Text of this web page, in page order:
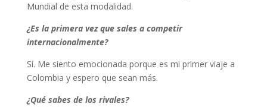
Mundial de esta modalidad.
¿Es la primera vez que sales a competir
internacionalmente?
Sí. Me siento emocionada porque es mi primer viaje a
Colombia y espero que sean más.
¿Qué sabes de los rivales?